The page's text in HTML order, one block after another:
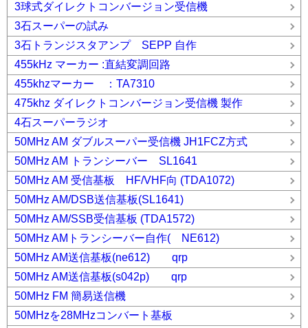
3球式ダイレクトコンバージョン受信機
3石スーパーの試み
3石トランジスタアンプ SEPP 自作
455kHz マーカー :直結変調回路
455khzマーカー ：TA7310
475khz ダイレクトコンバージョン受信機 製作
4石スーパーラジオ
50MHz AM ダブルスーパー受信機 JH1FCZ方式
50MHz AM トランシーバー SL1641
50MHz AM 受信基板 HF/VHF向 (TDA1072)
50MHz AM/DSB送信基板(SL1641)
50MHz AM/SSB受信基板 (TDA1572)
50MHz AMトランシーバー自作( NE612)
50MHz AM送信基板(ne612) qrp
50MHz AM送信基板(s042p) qrp
50MHz FM 簡易送信機
50MHzを28MHzコンバート基板